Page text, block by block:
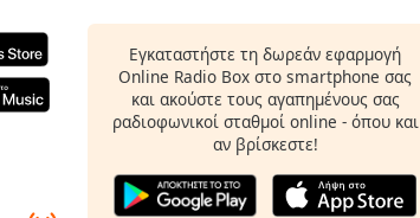
Εγκαταστήστε τη δωρεάν εφαρμογή
Online Radio Box στο smartphone σας
και ακούστε τους αγαπημένους σας
ραδιοφωνικοί σταθμοί online - όπου και
αν βρίσκεστε!